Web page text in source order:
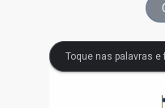
Toque nas palavras